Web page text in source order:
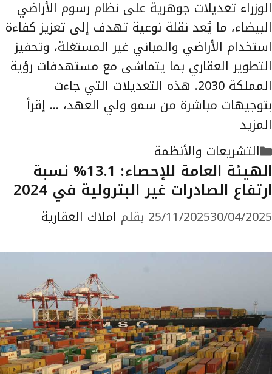
الوزراء تعديلات جوهرية على نظام رسوم الأراضي
البيضاء، ما يُعد نقلة نوعية تهدف إلى تعزيز كفاءة
استخدام الأراضي والمباني غير المستغلة، وتحفيز
التطوير العقاري بما يتماشى مع مستهدفات رؤية
المملكة 2030. هذه التعديلات التي جاءت
بتوجيهات مباشرة من سمو ولي العهد، … إقرأ
المزيد
التصنيفات
التشريعات والأنظمة
الهيئة العامة للإحصاء: 13.1% نسبة
ارتفاع الصادرات غير البترولية في 2024
25/11/202530/04/2025 بقلم املاك العقارية